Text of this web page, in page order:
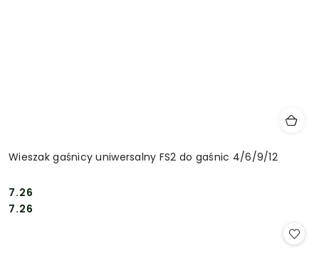
Wieszak gaśnicy uniwersalny FS2 do gaśnic 4/6/9/12
Cena:
7.26
Cena:
7.26